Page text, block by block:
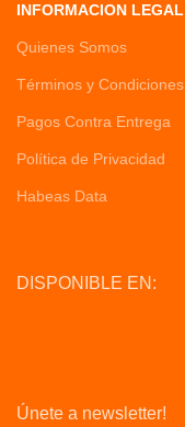
INFORMACION LEGAL
Quienes Somos
Términos y Condiciones
Pagos Contra Entrega
Política de Privacidad
Habeas Data
DISPONIBLE EN:
Únete a newsletter!